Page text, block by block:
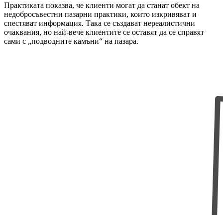
Практиката показва, че клиенти могат да станат обект на
недобросъвестни пазарни практики, които изкривяват и
спестяват информация. Така се създават нереалистични
очаквания, но най-вече клиентите се оставят да се справят
сами с „подводните камъни“ на пазара.